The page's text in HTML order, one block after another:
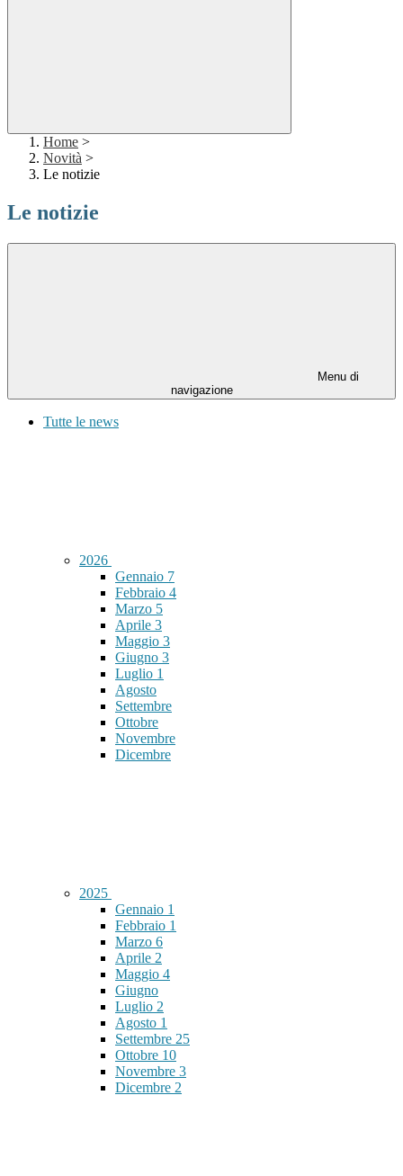
Home >
Novità >
Le notizie
Le notizie
Menu di
navigazione
Tutte le news
2026
Gennaio 7
Febbraio 4
Marzo 5
Aprile 3
Maggio 3
Giugno 3
Luglio 1
Agosto
Settembre
Ottobre
Novembre
Dicembre
2025
Gennaio 1
Febbraio 1
Marzo 6
Aprile 2
Maggio 4
Giugno
Luglio 2
Agosto 1
Settembre 25
Ottobre 10
Novembre 3
Dicembre 2